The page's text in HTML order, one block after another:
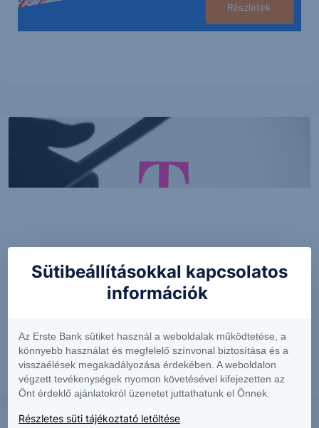
Részletek
PIACI HÍREK
2026. augusztus 6.
Sütibeállításokkal kapcsolatos
információk
Az Erste Bank sütiket használ a weboldalak működtetése, a
könnyebb használat és megfelelő színvonal biztosítása és a
visszaélések megakadályozása érdekében. A weboldalon
végzett tevékenységek nyomon követésével kifejezetten az
Önt érdeklő ajánlatokról üzenetet juttathatunk el Önnek.
Részletes süti tájékoztató letöltése